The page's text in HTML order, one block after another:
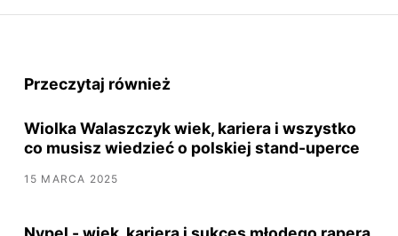
Przeczytaj również
Wiolka Walaszczyk wiek, kariera i wszystko
co musisz wiedzieć o polskiej stand-uperce
15 MARCA 2025